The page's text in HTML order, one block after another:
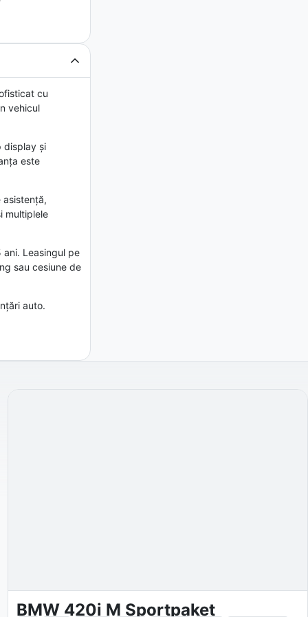
cu
vehicul
display și
este
multiplele
ani. Leasingul pe
sau cesiune de
auto.
BMW 420i M Sportpaket